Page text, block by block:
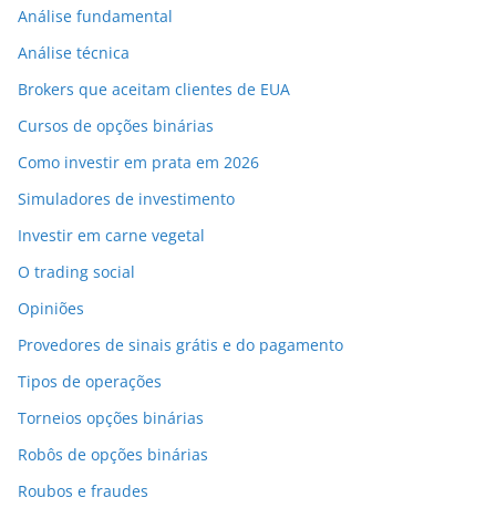
Análise fundamental
Análise técnica
Brokers que aceitam clientes de EUA
Cursos de opções binárias
Como investir em prata em 2026
Simuladores de investimento
Investir em carne vegetal
O trading social
Opiniões
Provedores de sinais grátis e do pagamento
Tipos de operações
Torneios opções binárias
Robôs de opções binárias
Roubos e fraudes